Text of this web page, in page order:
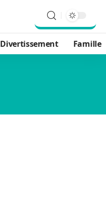
Divertissement Famille